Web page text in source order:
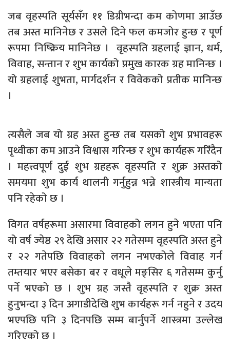
जब वृहस्पति सूर्यसँग ११ डिग्रीभन्दा कम कोणमा आउँछ
तब अस्त मानिनेछ र उसले दिने फल कमजोर हुन्छ र पूर्ण
रूपमा निष्क्रिय मानिनेछ । वृहस्पति ग्रहलाई ज्ञान, धर्म,
विवाह, सन्तान र शुभ कार्यको प्रमुख कारक ग्रह मानिन्छ ।
यो ग्रहलाई शुभता, मार्गदर्शन र विवेकको प्रतीक मानिन्छ
।
त्यसैले जब यो ग्रह अस्त हुन्छ तब यसको शुभ प्रभावहरू
पृथ्वीका कम आउने विश्वास गरिन्छ र शुभ कार्यहरू गरिँदैन
। महत्त्वपूर्ण दुई शुभ ग्रहहरू वृहस्पति र शुक्र अस्तको
समयमा शुभ कार्य थालनी गर्नुहुन्न भन्ने शास्त्रीय मान्यता
पनि रहेको छ ।
विगत वर्षहरूमा असारमा विवाहको लगन हुने भएता पनि
यो वर्ष ज्येष्ठ २९ देखि असार २२ गतेसम्म वृहस्पति अस्त हुने
र २२ गतेपछि विवाहको लगन नभएकोले विवाह गर्न
तम्तयार भएर बसेका बर र वधूले मङ्सिर ६ गतेसम्म कुर्नु
पर्ने भएको छ । शुभ ग्रह जस्तै वृहस्पति र शुक्र अस्त
हुनुभन्दा ३ दिन अगाडीदेखि शुभ कार्यहरू गर्न नहुने र उदय
भएपछि पनि ३ दिनपछि सम्म बार्नुपर्ने शास्त्रमा उल्लेख
गरिएको छ ।